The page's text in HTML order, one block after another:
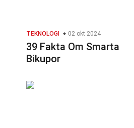
TEKNOLOGI 02 okt 2024
39 Fakta Om Smarta
Bikupor